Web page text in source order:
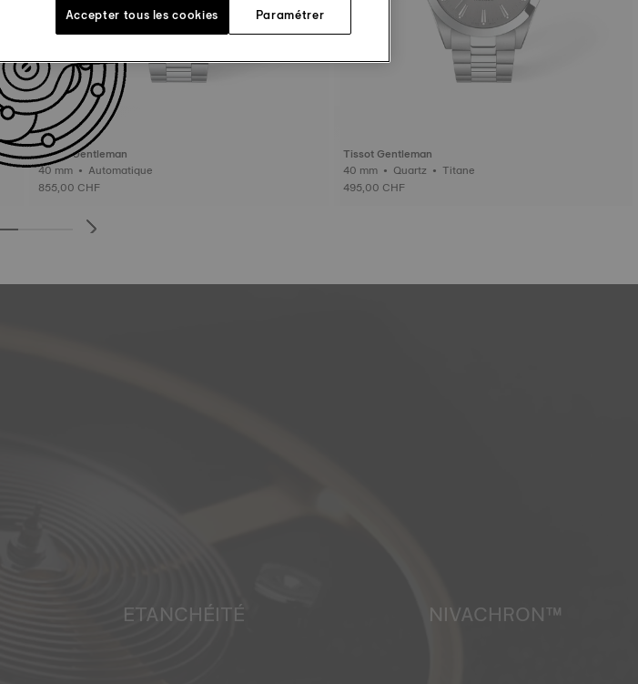
Tissot Gentleman
40 mm • Automatique
855,00 CHF
Tissot Gentleman
40 mm • Quartz • Titane
495,00 CHF
ETANCHÉITÉ NIVACHRON™
Paramétrer
Accepter tous les cookies